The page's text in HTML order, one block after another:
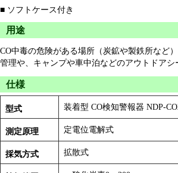
■ ソフトケース付き
用途
CO中毒の危険がある場所（炭鉱や製鉄所など
管理や、キャンプや車中泊などのアウトドアシ
仕様
型式 装着型 CO検知警報器 NDP-
測定原理 定電位電解式
採気方式 拡散式